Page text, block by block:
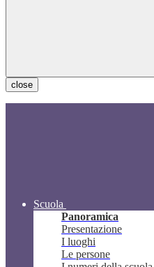
close
Scuola
Panoramica
Presentazione
I luoghi
Le persone